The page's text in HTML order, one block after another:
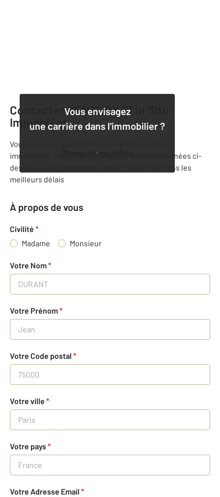
Vous envisagez
une carrière dans l'immobilier ?
Découvrir nos offres
Contacter CENTURY 21 In Situ
Immobilier
Vous avez une question à poser à notre agence
immobilière ? Merci de nous laisser vos coordonnées ci-
dessous, nous prendrons contact avec vous dans les
meilleurs délais
À propos de vous
Civilité *
Madame
Monsieur
Votre Nom*
Votre Prénom*
Votre Code postal *
Votre ville *
Votre pays*
Votre Adresse Email *